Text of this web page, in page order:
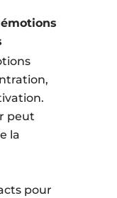
peut
la
pour